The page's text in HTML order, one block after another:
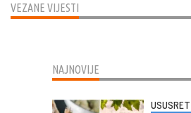
VEZANE VIJESTI
NAJNOVIJE